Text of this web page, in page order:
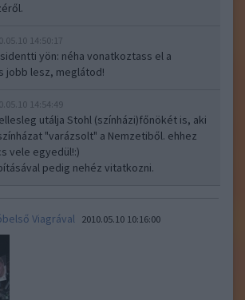
14:50:17
yön: néha vonatkoztass el a
jobb lesz, meglátod!
14:54:49
utálja Stohl (színházi)főnökét is, aki
"varázsolt" a Nemzetiből. ehhez
vele egyedül!:)
pedig nehéz vitatkozni.
Viagrával 2010.05.10 10:16:00